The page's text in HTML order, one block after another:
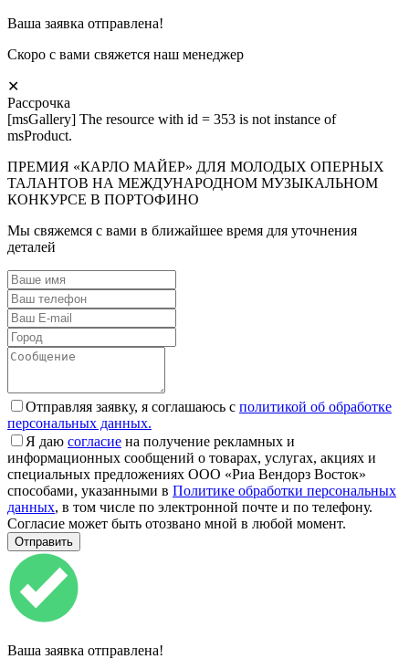
Ваша заявка отправлена!
Скоро с вами свяжется наш менеджер
✕
Рассрочка
[msGallery] The resource with id = 353 is not instance of
msProduct.
ПРЕМИЯ «КАРЛО МАЙЕР» ДЛЯ МОЛОДЫХ ОПЕРНЫХ
ТАЛАНТОВ НА МЕЖДУНАРОДНОМ МУЗЫКАЛЬНОМ
КОНКУРСЕ В ПОРТОФИНО
Мы свяжемся с вами в ближайшее время для уточнения
деталей
Отправляя заявку, я соглашаюсь с политикой об обработке
персональных данных.
Я даю согласие на получение рекламных и
информационных сообщений о товарах, услугах, акциях и
специальных предложениях ООО «Риа Вендорз Восток»
способами, указанными в Политике обработки персональных
данных, в том числе по электронной почте и по телефону.
Согласие может быть отозвано мной в любой момент.
Ваша заявка отправлена!